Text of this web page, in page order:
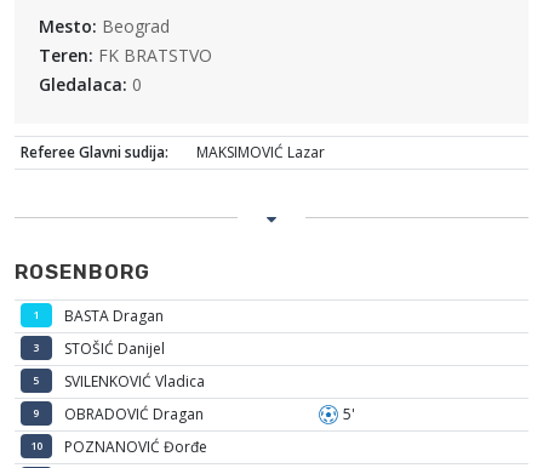
Mesto: Beograd
Teren: FK BRATSTVO
Gledalaca: 0
Referee Glavni sudija: MAKSIMOVIĆ Lazar
ROSENBORG
1 BASTA Dragan
3 STOŠIĆ Danijel
5 SVILENKOVIĆ Vladica
9 OBRADOVIĆ Dragan 5'
10 POZNANOVIĆ Đorđe